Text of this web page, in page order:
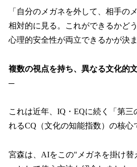
「自分のメガネを外して、相手の
相対的に見る。これができるかど
心理的安全性が両立できるかが決
複数の視点を持ち、異なる文化的
─
これは近年、IQ・EQに続く「第三
れるCQ（文化の知能指数）の核心
宮森は、AIをこの"メガネを掛け替